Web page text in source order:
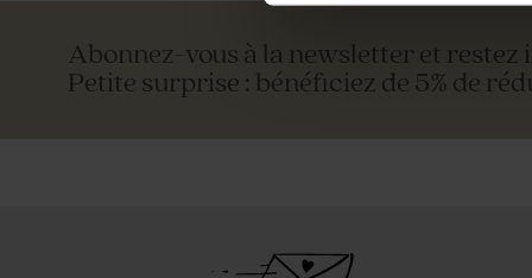
Abonnez-vous à la newsletter et restez
Petite surprise : bénéficiez de 5% de